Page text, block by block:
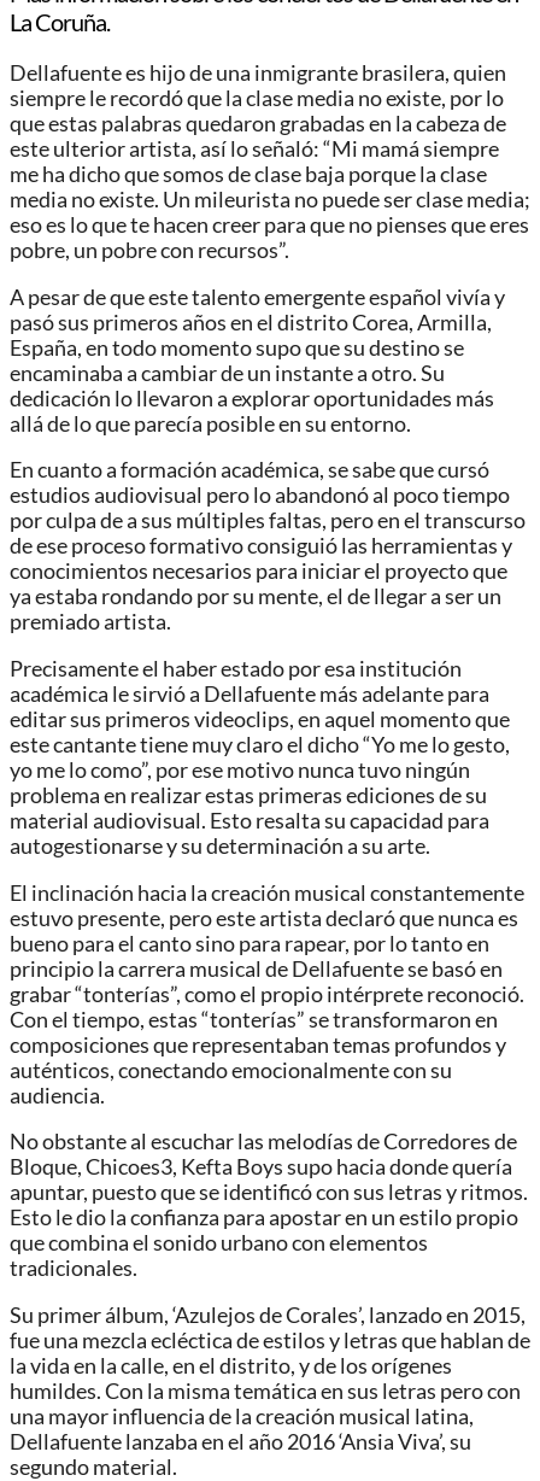
La Coruña.
Dellafuente es hijo de una inmigrante brasilera, quien
siempre le recordó que la clase media no existe, por lo
que estas palabras quedaron grabadas en la cabeza de
este ulterior artista, así lo señaló: “Mi mamá siempre
me ha dicho que somos de clase baja porque la clase
media no existe. Un mileurista no puede ser clase media;
eso es lo que te hacen creer para que no pienses que eres
pobre, un pobre con recursos”.
A pesar de que este talento emergente español vivía y
pasó sus primeros años en el distrito Corea, Armilla,
España, en todo momento supo que su destino se
encaminaba a cambiar de un instante a otro. Su
dedicación lo llevaron a explorar oportunidades más
allá de lo que parecía posible en su entorno.
En cuanto a formación académica, se sabe que cursó
estudios audiovisual pero lo abandonó al poco tiempo
por culpa de a sus múltiples faltas, pero en el transcurso
de ese proceso formativo consiguió las herramientas y
conocimientos necesarios para iniciar el proyecto que
ya estaba rondando por su mente, el de llegar a ser un
premiado artista.
Precisamente el haber estado por esa institución
académica le sirvió a Dellafuente más adelante para
editar sus primeros videoclips, en aquel momento que
este cantante tiene muy claro el dicho “Yo me lo gesto,
yo me lo como”, por ese motivo nunca tuvo ningún
problema en realizar estas primeras ediciones de su
material audiovisual. Esto resalta su capacidad para
autogestionarse y su determinación a su arte.
El inclinación hacia la creación musical constantemente
estuvo presente, pero este artista declaró que nunca es
bueno para el canto sino para rapear, por lo tanto en
principio la carrera musical de Dellafuente se basó en
grabar “tonterías”, como el propio intérprete reconoció.
Con el tiempo, estas “tonterías” se transformaron en
composiciones que representaban temas profundos y
auténticos, conectando emocionalmente con su
audiencia.
No obstante al escuchar las melodías de Corredores de
Bloque, Chicoes3, Kefta Boys supo hacia donde quería
apuntar, puesto que se identificó con sus letras y ritmos.
Esto le dio la confianza para apostar en un estilo propio
que combina el sonido urbano con elementos
tradicionales.
Su primer álbum, ‘Azulejos de Corales’, lanzado en 2015,
fue una mezcla ecléctica de estilos y letras que hablan de
la vida en la calle, en el distrito, y de los orígenes
humildes. Con la misma temática en sus letras pero con
una mayor influencia de la creación musical latina,
Dellafuente lanzaba en el año 2016 ‘Ansia Viva’, su
segundo material.